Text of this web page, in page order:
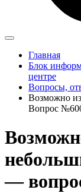
Главная
Блок
центре
Вопросы,
Возможно
Вопрос
—